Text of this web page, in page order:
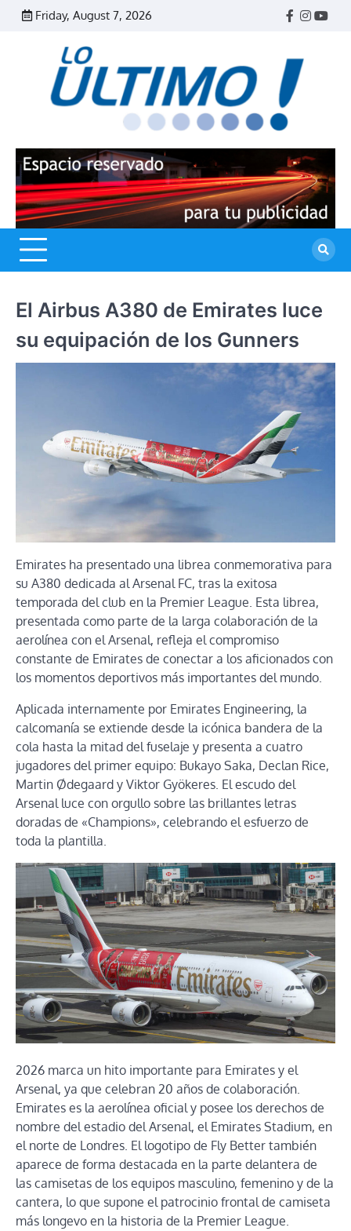
Skip
Friday, August 7, 2026
Facebook
El Airbus A380 de Emirates luce
su equipación de los Gunners
Emirates ha presentado una librea conmemorativa para
su A380 dedicada al Arsenal FC, tras la exitosa
temporada del club en la Premier League. Esta librea,
presentada como parte de la larga colaboración de la
aerolínea con el Arsenal, refleja el compromiso
constante de Emirates de conectar a los aficionados con
los momentos deportivos más importantes del mundo.
Aplicada internamente por Emirates Engineering, la
calcomanía se extiende desde la icónica bandera de la
cola hasta la mitad del fuselaje y presenta a cuatro
jugadores del primer equipo: Bukayo Saka, Declan Rice,
Martin Ødegaard y Viktor Gyökeres. El escudo del
Arsenal luce con orgullo sobre las brillantes letras
doradas de «Champions», celebrando el esfuerzo de
toda la plantilla.
2026 marca un hito importante para Emirates y el
Arsenal, ya que celebran 20 años de colaboración.
Emirates es la aerolínea oficial y posee los derechos de
nombre del estadio del Arsenal, el Emirates Stadium, en
el norte de Londres. El logotipo de Fly Better también
aparece de forma destacada en la parte delantera de
las camisetas de los equipos masculino, femenino y de la
cantera, lo que supone el patrocinio frontal de camiseta
más longevo en la historia de la Premier League.